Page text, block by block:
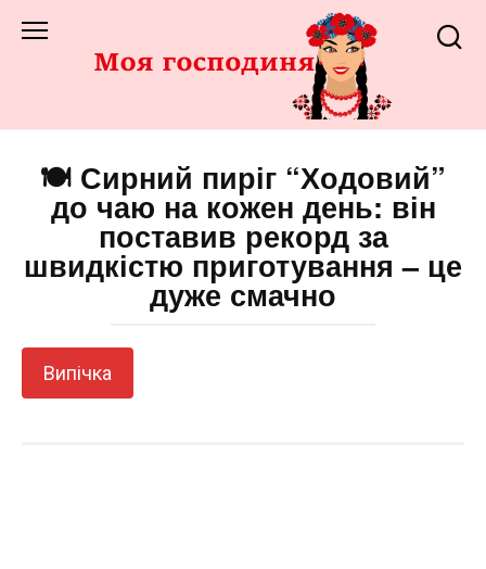
до
🍽️ Сирний пиріг “Ходовий”
до чаю на кожен день: він
поставив рекорд за
швидкістю приготування – це
дуже смачно
Випічка